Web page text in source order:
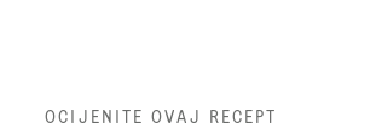
OCIJENITE OVAJ RECEPT